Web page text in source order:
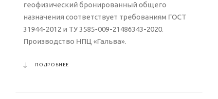
геофизический бронированный общего
назначения соответствует требованиям ГОСТ
31944-2012 и ТУ 3585-009-21486343-2020.
Производство НПЦ «Гальва».
ПОДРОБНЕЕ